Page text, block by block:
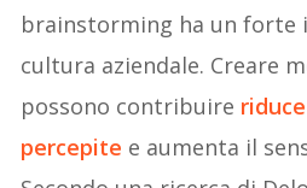
brainstorming ha un forte
cultura aziendale. Creare
possono contribuire
percepite e aumenta il